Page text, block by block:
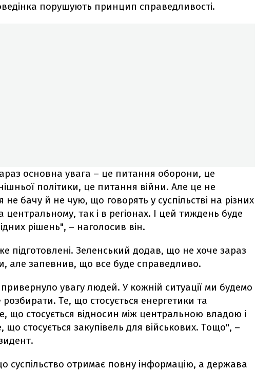
порушують принцип справедливості.
основна увага – це питання оборони, це
політики, це питання війни. Але це не
бачу й не чую, що говорять у суспільстві на різних
центральному, так і в регіонах. І цей тиждень буде
рішень", – наголосив він.
підготовлені. Зеленський додав, що не хоче зараз
але запевнив, що все буде справедливо.
увагу людей. У кожній ситуації ми будемо
Те, що стосується енергетики та
що стосується відносин між центральною владою і
що стосується закупівель для військових. Тощо", –
суспільство отримає повну інформацію, а держава